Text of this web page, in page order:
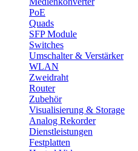
PoE
Quads
SFP Module
Switches
Umschalter & Verstärker
WLAN
Zweidraht
Router
Zubehör
Visualisierung & Storage
Analog Rekorder
Dienstleistungen
Festplatten